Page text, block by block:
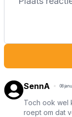
SennA 08
Toch ook wel
roept om dat